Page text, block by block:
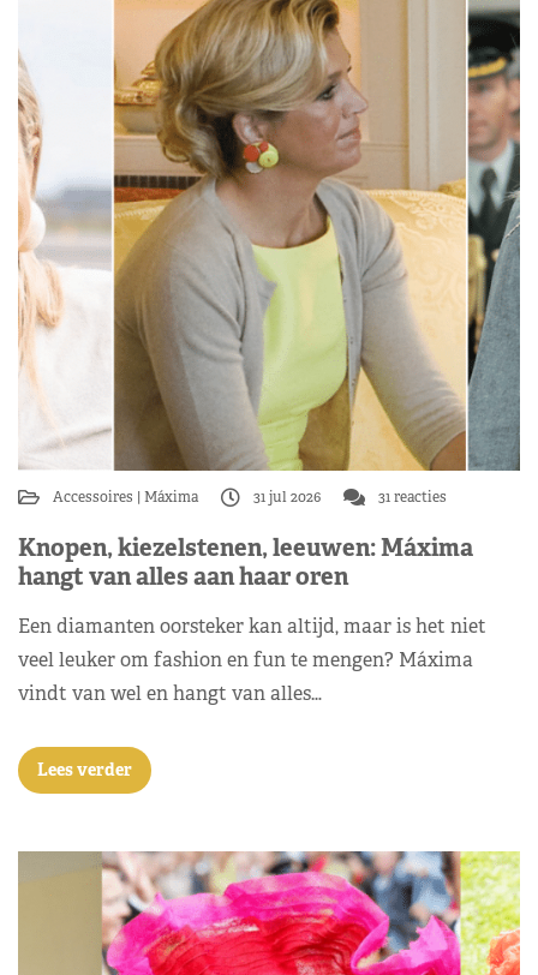
Accessoires Máxima 31 jul 2026 31 reacties
Knopen, kiezelstenen, leeuwen: Máxima
hangt van alles aan haar oren
Een diamanten oorsteker kan altijd, maar is het niet
veel leuker om fashion en fun te mengen? Máxima
vindt van wel en hangt van alles…
Lees verder